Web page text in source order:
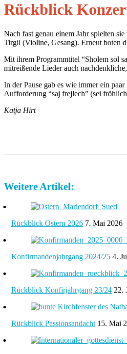
Rückblick
Nach fast genau einem Jahr spielten
Tirgil (Violine, Gesang). Erneut boten
Mit ihrem Programmtitel “Sholem sol
mitreißende Lieder auch
In der Pause gab es wie immer ein
Aufforderung “saj frejlech” (sei
Katja Hirt
Weitere Artikel:
Rückblick Ostern 2026 7. Mai 2026
Konfirmandenjahrgang 2024/25 4.
Rückblick Konfirjahrgang 23/24 22.
Rückblick Passionsandacht15. Mai